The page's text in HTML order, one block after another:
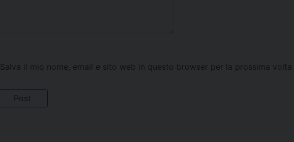
Salva il mio nome, email e sito web in questo browser per la prossima